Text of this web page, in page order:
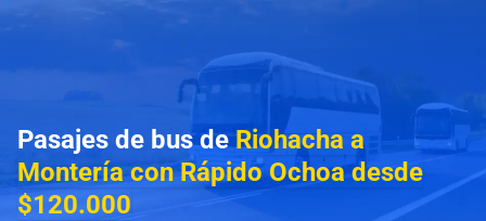
Pasajes de bus deRiohacha a
Montería con Rápido Ochoa desde
$120.000